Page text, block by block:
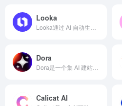
Looka
Dora
Calicat AI